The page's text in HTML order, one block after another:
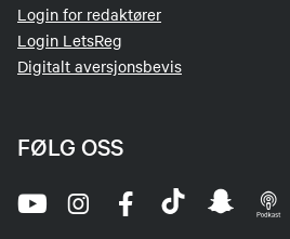
Login for redaktører
Login LetsReg
Digitalt aversjonsbevis
FØLG OSS